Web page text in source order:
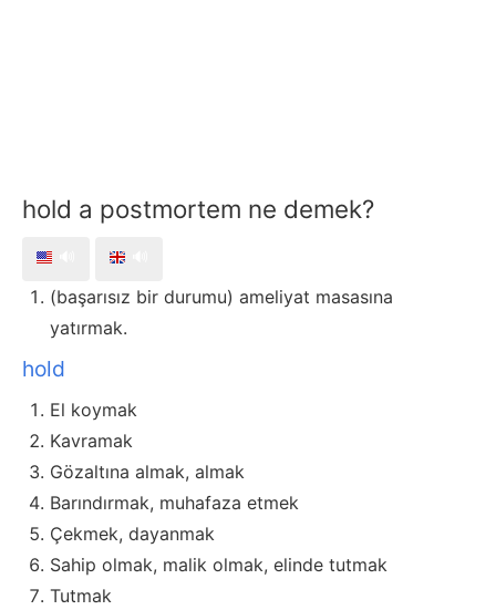
hold a postmortem ne demek?
(başarısız bir durumu) ameliyat masasına
yatırmak.
hold
El koymak
Kavramak
Gözaltına almak, almak
Barındırmak, muhafaza etmek
Çekmek, dayanmak
Sahip olmak, malik olmak, elinde tutmak
Tutmak